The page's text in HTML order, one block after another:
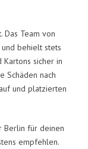
Team von
behielt stets
sicher in
Schäden nach
und platzierten
Berlin für deinen
empfehlen.